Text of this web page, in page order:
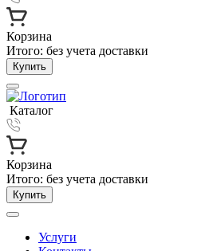
Корзина
Итого: без учета доставки
Купить
Каталог
Корзина
Итого: без учета доставки
Купить
Услуги